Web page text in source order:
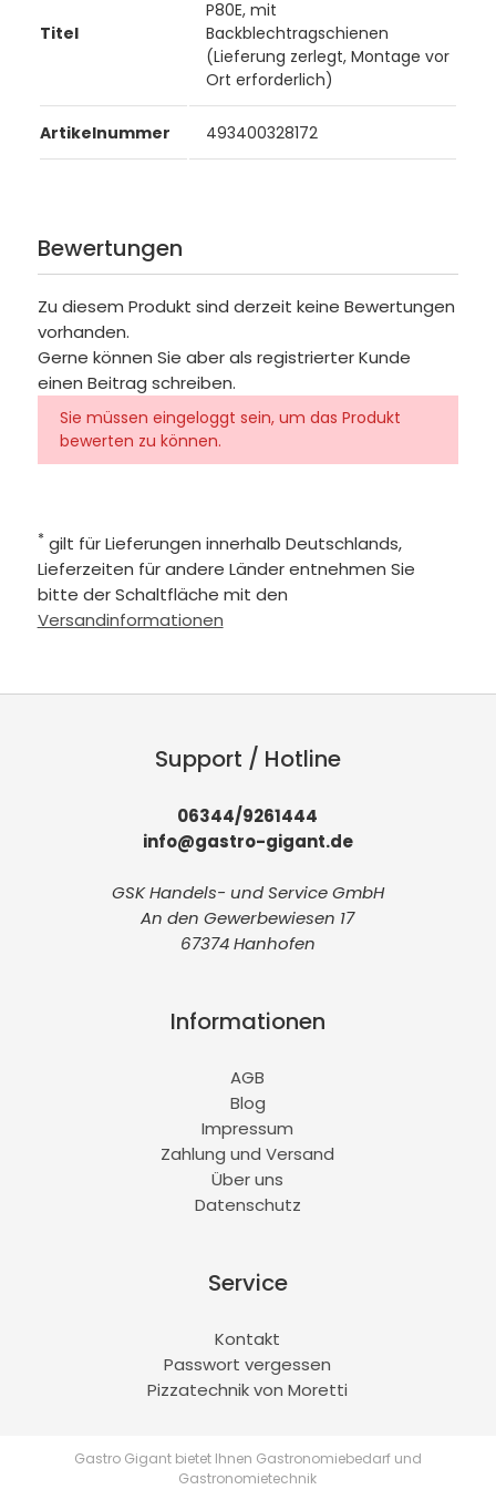
Titel
P80E, mit
Backblechtragschienen
(Lieferung zerlegt, Montage vor
Ort erforderlich)
Artikelnummer 493400328172
Bewertungen
Zu diesem Produkt sind derzeit keine Bewertungen
vorhanden.
Gerne können Sie aber als registrierter Kunde
einen Beitrag schreiben.
Sie müssen eingeloggt sein, um das Produkt
bewerten zu können.
* gilt für Lieferungen innerhalb Deutschlands,
Lieferzeiten für andere Länder entnehmen Sie
bitte der Schaltfläche mit den
Versandinformationen
Support / Hotline
06344/9261444
info@gastro-gigant.de
GSK Handels- und Service GmbH
An den Gewerbewiesen 17
67374 Hanhofen
Informationen
AGB
Blog
Impressum
Zahlung und Versand
Über uns
Datenschutz
Service
Kontakt
Passwort vergessen
Pizzatechnik von Moretti
Gastro Gigant bietet Ihnen Gastronomiebedarf und
Gastronomietechnik